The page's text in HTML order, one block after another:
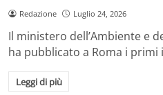
Redazione Luglio 24, 2026
Il ministero dell’Ambiente e
ha pubblicato a Roma i
Leggi di più